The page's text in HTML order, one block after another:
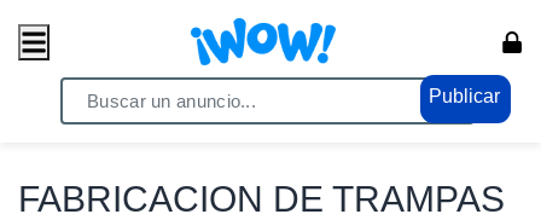
Publicar
/ Servicios / Confecciones
FABRICACION DE TRAMPAS